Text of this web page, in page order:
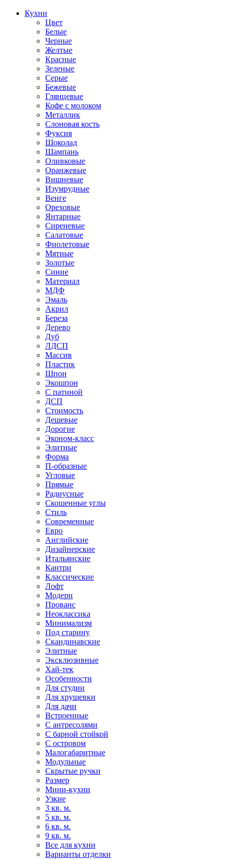
Кухни
Цвет
Белые
Черные
Желтые
Красные
Зеленые
Серые
Бежевые
Глянцевые
Кофе с молоком
Металлик
Слоновая кость
Фуксия
Шоколад
Шампань
Оливковые
Оранжевые
Вишневые
Изумрудные
Венге
Ореховые
Янтарные
Сиреневые
Салатовые
Фиолетовые
Мятные
Золотые
Синие
Материал
МДФ
Эмаль
Акрил
Береза
Дерево
Дуб
ЛДСП
Массив
Пластик
Шпон
Экошпон
С патиной
ДСП
Стоимость
Дешевые
Дорогие
Эконом-класс
Элитные
Форма
П-образные
Угловые
Прямые
Радиусные
Скошенные углы
Стиль
Современные
Евро
Английские
Дизайнерские
Итальянские
Кантри
Классические
Лофт
Модерн
Прованс
Неоклассика
Минимализм
Под старину
Скандинавские
Элитные
Эксклюзивные
Хай-тек
Особенности
Для студии
Для хрущевки
Для дачи
Встроенные
С антресолями
С барной стойкой
С островом
Малогабаритные
Модульные
Скрытые ручки
Размер
Мини-кухни
Узкие
3 кв. м.
5 кв. м.
6 кв. м.
9 кв. м.
Все для кухни
Варианты отделки